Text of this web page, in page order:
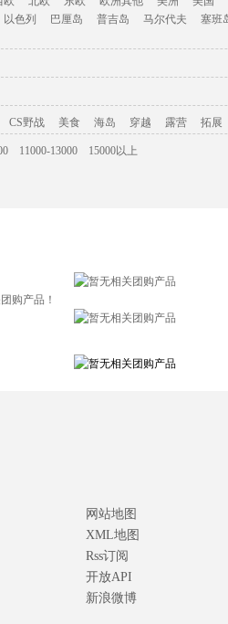
以色列 巴厘岛 普吉岛 马尔代夫 塞班
CS野战 美食 海岛 穿越 露营 拓展
11000-13000
15000以上
网站地图
XML地图
Rss订阅
开放API
新浪微博